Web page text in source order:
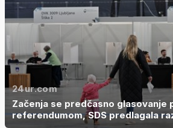
24ur.com
Začenja se predčasno glasovanje
referendumom, SDS predlagala